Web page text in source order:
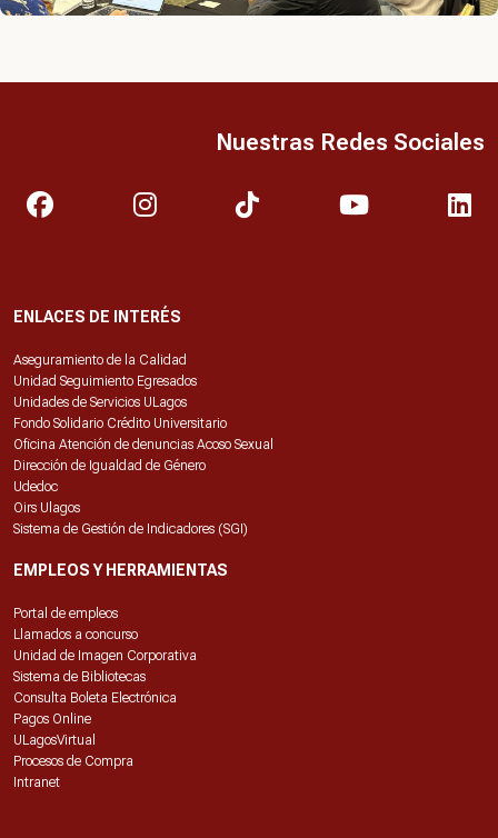
ENLACES DE INTERÉS
Aseguramiento de la Calidad
Unidad Seguimiento Egresados
Unidades de Servicios ULagos
Fondo Solidario Crédito Universitario
Oficina Atención de denuncias Acoso Sexual
Dirección de Igualdad de Género
Udedoc
Oirs Ulagos
Sistema de Gestión de Indicadores (SGI)
EMPLEOS Y HERRAMIENTAS
Portal de empleos
Llamados a concurso
Unidad de Imagen Corporativa
Sistema de Bibliotecas
Consulta Boleta Electrónica
Pagos Online
ULagosVirtual
Procesos de Compra
Intranet
Nuestras Redes Sociales